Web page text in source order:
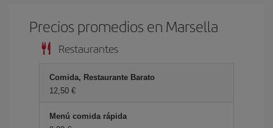
Precios promedios en Marsella
Restaurantes
Comida, Restaurante Barato
12,50 €
Menú comida rápida